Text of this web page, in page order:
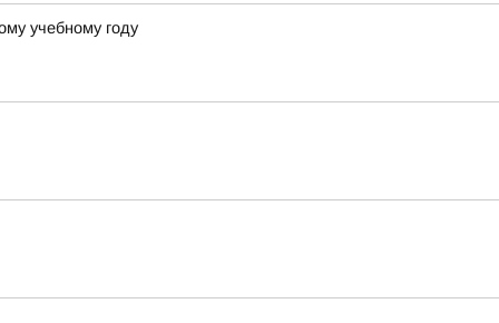
учебному году